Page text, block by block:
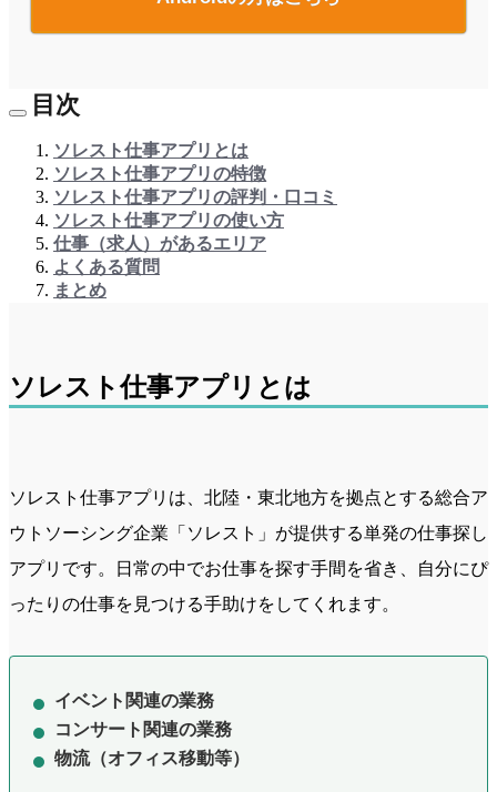
目次
ソレスト仕事アプリとは
ソレスト仕事アプリの特徴
ソレスト仕事アプリの評判・口コミ
ソレスト仕事アプリの使い方
仕事（求人）があるエリア
よくある質問
まとめ
ソレスト仕事アプリとは
ソレスト仕事アプリは、北陸・東北地方を拠点とする総合ア
ウトソーシング企業「ソレスト」が提供する単発の仕事探し
アプリです。日常の中でお仕事を探す手間を省き、自分にぴ
ったりの仕事を見つける手助けをしてくれます。
イベント関連の業務
コンサート関連の業務
物流（オフィス移動等）